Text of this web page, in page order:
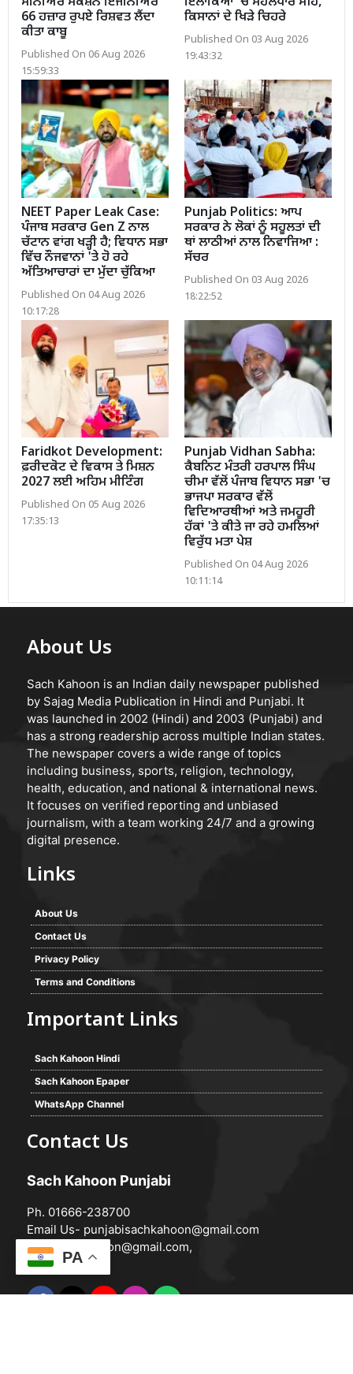
66 ਹਜ਼ਾਰ ਰੁਪਏ ਰਿਸ਼ਵਤ ਲੈਂਦਾ
ਕੀਤਾ ਕਾਬੂ
Published On 06 Aug 2026
15:59:33
ਕਿਸਾਨਾਂ ਦੇ ਖਿੜੇ ਚਿਹਰੇ
Published On 03 Aug 2026
19:43:32
NEET Paper Leak Case:
ਪੰਜਾਬ ਸਰਕਾਰ Gen Z ਨਾਲ
ਚੱਟਾਨ ਵਾਂਗ ਖੜ੍ਹੀ ਹੈ; ਵਿਧਾਨ ਸਭਾ
ਵਿੱਚ ਨੌਜਵਾਨਾਂ 'ਤੇ ਹੋ ਰਹੇ
ਅੱਤਿਆਚਾਰਾਂ ਦਾ ਮੁੱਦਾ ਚੁੱਕਿਆ
Published On 04 Aug 2026
10:17:28
Punjab Politics: ਆਪ
ਸਰਕਾਰ ਨੇ ਲੋਕਾਂ ਨੂੰ ਸਹੂਲਤਾਂ ਦੀ
ਥਾਂ ਲਾਠੀਆਂ ਨਾਲ ਨਿਵਾਜਿਆ :
ਸੱਚਰ
Published On 03 Aug 2026
18:22:52
Faridkot Development:
ਫ਼ਰੀਦਕੋਟ ਦੇ ਵਿਕਾਸ ਤੇ ਮਿਸ਼ਨ
2027 ਲਈ ਅਹਿਮ ਮੀਟਿੰਗ
Published On 05 Aug 2026
17:35:13
Punjab Vidhan Sabha:
ਕੈਬਨਿਟ ਮੰਤਰੀ ਹਰਪਾਲ ਸਿੰਘ
ਚੀਮਾ ਵੱਲੋਂ ਪੰਜਾਬ ਵਿਧਾਨ ਸਭਾ 'ਚ
ਭਾਜਪਾ ਸਰਕਾਰ ਵੱਲੋਂ
ਵਿਦਿਆਰਥੀਆਂ ਅਤੇ ਜਮਹੂਰੀ
ਹੱਕਾਂ 'ਤੇ ਕੀਤੇ ਜਾ ਰਹੇ ਹਮਲਿਆਂ
ਵਿਰੁੱਧ ਮਤਾ ਪੇਸ਼
Published On 04 Aug 2026
10:11:14
About Us
Sach Kahoon is an Indian daily newspaper published
by Sajag Media Publication in Hindi and Punjabi. It
was launched in 2002 (Hindi) and 2003 (Punjabi) and
has a strong readership across multiple Indian states.
The newspaper covers a wide range of topics
including business, sports, religion, technology,
health, education, and national & international news.
It focuses on verified reporting and unbiased
journalism, with a team working 24/7 and a growing
digital presence.
Links
About Us
Contact Us
Privacy Policy
Terms and Conditions
Important Links
Sach Kahoon Hindi
Sach Kahoon Epaper
WhatsApp Channel
Contact Us
Sach Kahoon Punjabi
Ph. 01666-238700
Email Us- punjabisachkahoon@gmail.com
hindisachkahoon@gmail.com,
PA